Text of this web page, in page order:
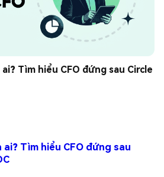
Tìm hiểu CFO đứng sau Circle
ai? Tìm hiểu CFO đứng sau